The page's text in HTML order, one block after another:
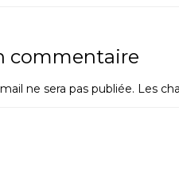
commentaire
ne sera pas publiée. Les